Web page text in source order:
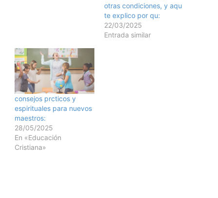
que la tica es…
otras condiciones, y aqu
te explico por qu:
22/03/2025
Entrada similar
consejos prcticos y
espirituales para nuevos
maestros:
28/05/2025
En «Educación
Cristiana»